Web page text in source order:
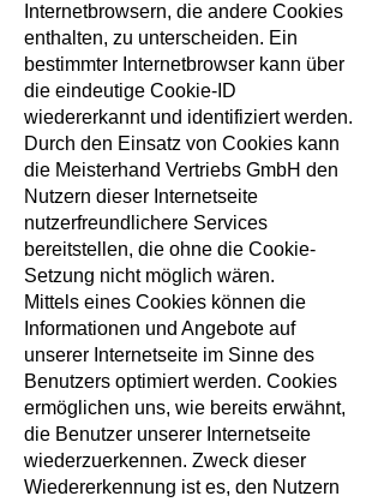
Internetbrowsern, die andere Cookies
enthalten, zu unterscheiden. Ein
bestimmter Internetbrowser kann über
die eindeutige Cookie-ID
wiedererkannt und identifiziert werden.
Durch den Einsatz von Cookies kann
die Meisterhand Vertriebs GmbH den
Nutzern dieser Internetseite
nutzerfreundlichere Services
bereitstellen, die ohne die Cookie-
Setzung nicht möglich wären.
Mittels eines Cookies können die
Informationen und Angebote auf
unserer Internetseite im Sinne des
Benutzers optimiert werden. Cookies
ermöglichen uns, wie bereits erwähnt,
die Benutzer unserer Internetseite
wiederzuerkennen. Zweck dieser
Wiedererkennung ist es, den Nutzern